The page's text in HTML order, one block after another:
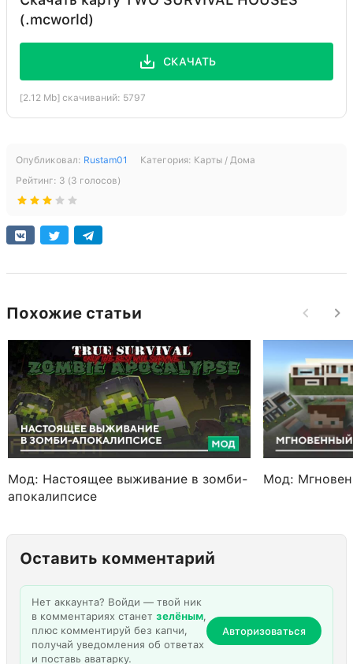
(.mcworld)
СКАЧАТЬ
[2.12 Mb] скачиваний: 5797
Опубликовал: Rustam01 Категория: Карты / Дома
Рейтинг: 3 (3 голосов)
Похожие статьи
Мод: Настоящее выживание в зомби-
апокалипсисе
Мод:
Оставить комментарий
Нет аккаунта? Войди — твой ник
в комментариях станет зелёным,
плюс комментируй без капчи,
получай уведомления об ответах
и поставь аватарку.
Авторизоваться